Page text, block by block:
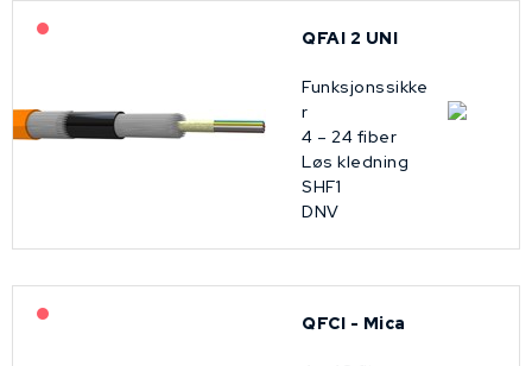
QFAI 2 UNI
Funksjonssikke
r
4 – 24 fiber
Løs kledning
SHF1
DNV
QFCI - Mica